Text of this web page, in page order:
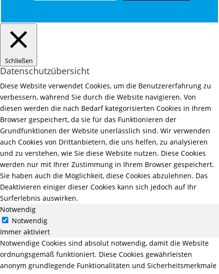
Schließen
Datenschutzübersicht
Diese Website verwendet Cookies, um die Benutzererfahrung zu
verbessern, während Sie durch die Website navigieren. Von
diesen werden die nach Bedarf kategorisierten Cookies in Ihrem
Browser gespeichert, da sie für das Funktionieren der
Grundfunktionen der Website unerlässlich sind. Wir verwenden
auch Cookies von Drittanbietern, die uns helfen, zu analysieren
und zu verstehen, wie Sie diese Website nutzen. Diese Cookies
werden nur mit Ihrer Zustimmung in Ihrem Browser gespeichert.
Sie haben auch die Möglichkeit, diese Cookies abzulehnen. Das
Deaktivieren einiger dieser Cookies kann sich jedoch auf Ihr
Surferlebnis auswirken.
Notwendig
Notwendig
Immer aktiviert
Notwendige Cookies sind absolut notwendig, damit die Website
ordnungsgemäß funktioniert. Diese Cookies gewährleisten
anonym grundlegende Funktionalitäten und Sicherheitsmerkmale